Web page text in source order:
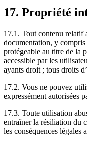
17. Propriété
17.1. Tout contenu relatif
documentation, y
protégeable au titre de la
accessible par les
ayants droit ; tous droits
17.2. Vous ne pouvez
expressément autorisées
17.3. Toute utilisation
entraîner la résiliation du
les conséquences légales